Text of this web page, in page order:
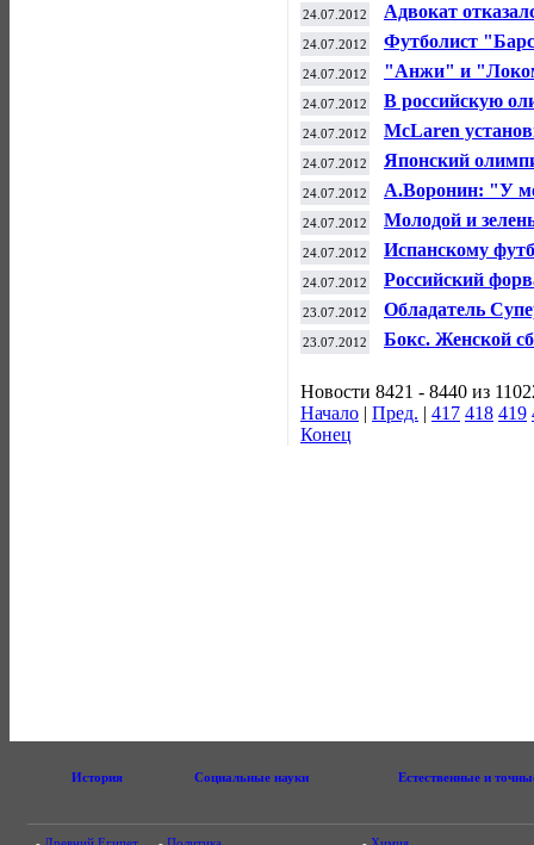
24.07.2012
Адвокат
работы в
24.07.2012
Футболист
на тренировке
24.07.2012
"Анжи" и
24.07.2012 В российскую
24.07.2012 McLaren
24.07.2012 Японский
24.07.2012
А.Воронин: "У
выйти на поле?"
24.07.2012 Молодой и
24.07.2012
Испанскому
"Рубином"
24.07.2012
Российский
"Коламбус"
23.07.2012
Обладатель
"Краснодару" на
23.07.2012 Бокс. Женской
Новости 8421 - 8440 из
Начало | Пред. | 417 418 419
Конец
История Социальные науки Естественные и